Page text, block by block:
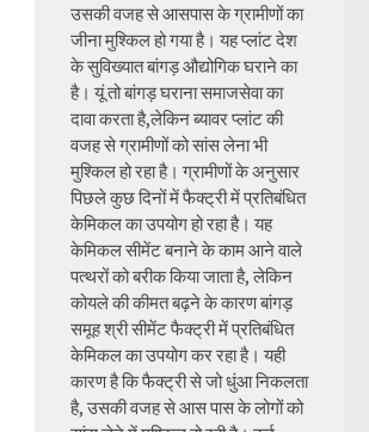
उसकी वजह से आसपास के ग्रामीणों का
जीना मुश्किल हो गया है। यह प्लांट देश
के सुविख्यात बांगड़ औद्योगिक घराने का
है। यूं तो बांगड़ घराना समाजसेवा का
दावा करता है,लेकिन ब्यावर प्लांट की
वजह से ग्रामीणों को सांस लेना भी
मुश्किल हो रहा है। ग्रामीणों के अनुसार
पिछले कुछ दिनों में फैक्ट्री में प्रतिबंधित
केमिकल का उपयोग हो रहा है। यह
केमिकल सीमेंट बनाने के काम आने वाले
पत्थरों को बरीक किया जाता है, लेकिन
कोयले की कीमत बढ़ने के कारण बांगड़
समूह श्री सीमेंट फैक्ट्री में प्रतिबंधित
केमिकल का उपयोग कर रहा है। यही
कारण है कि फैक्ट्री से जो धुंआ निकलता
है, उसकी वजह से आस पास के लोगों को